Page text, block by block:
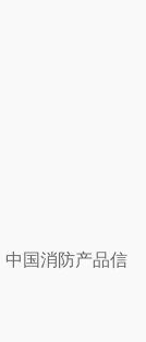
中国消防产品信